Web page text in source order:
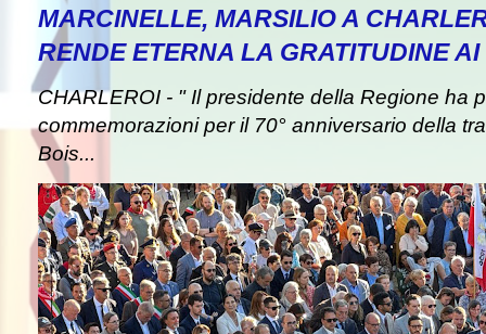
MARCINELLE, MARSILIO A
RENDE ETERNA LA GRATITUDINE
CHARLEROI - " Il presidente della Regione ha
commemorazioni per il 70° anniversario della
Bois...